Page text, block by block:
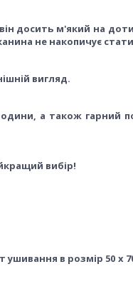
досить м'який на
не накопичує
вигляд.
а також гарний
вибір!
в розмір 50 х